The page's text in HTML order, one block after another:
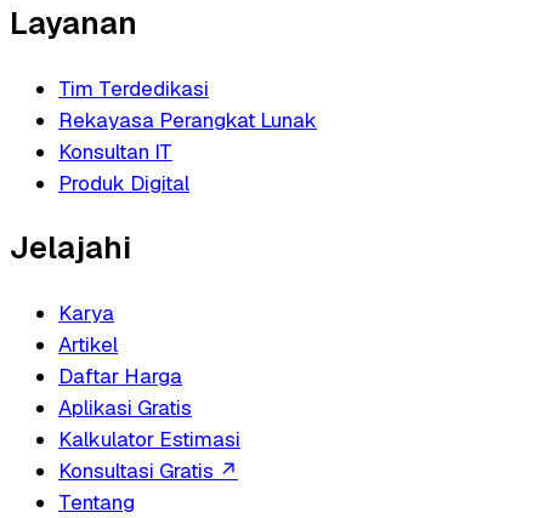
Layanan
Tim Terdedikasi
Rekayasa Perangkat Lunak
Konsultan IT
Produk Digital
Jelajahi
Karya
Artikel
Daftar Harga
Aplikasi Gratis
Kalkulator Estimasi
Konsultasi Gratis ↗
Tentang